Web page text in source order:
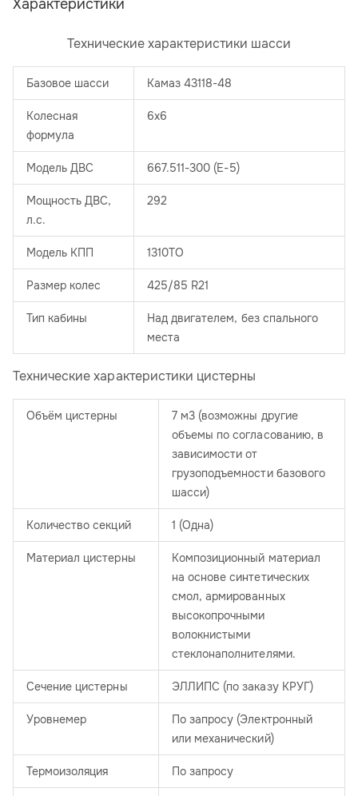
Характеристики
Технические характеристики шасси
Базовое шасси Камаз 43118-48
Колесная
формула
6х6
Модель ДВС 667.511-300 (Е-5)
Мощность ДВС,
л.с.
292
Модель КПП 1310ТО
Размер колес 425/85 R21
Тип кабины
Над двигателем, без спального
места
Технические характеристики цистерны
Объём цистерны
7 м3 (возможны другие
объемы по согласованию, в
зависимости от
грузоподъемности базового
шасси)
Количество секций 1 (Одна)
Материал цистерны
Композиционный материал
на основе синтетических
смол, армированных
высокопрочными
волокнистыми
стеклонаполнителями.
Сечение цистерны ЭЛЛИПС (по заказу КРУГ)
Уровнемер
По запросу (Электронный
или механический)
Термоизоляция По запросу